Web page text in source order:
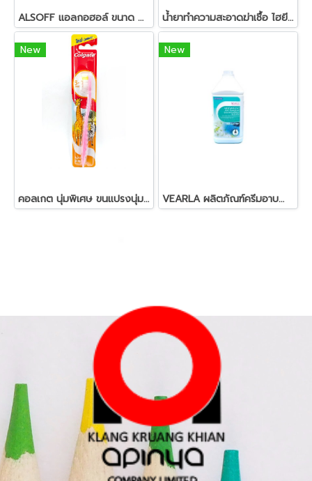
ALSOFF แอลกอฮอล์ ขนาด 450 ml. น้ำยาทำความสะอาดฆ่าเชื้อ ไฮยีน 5 ลิตร เดทตอล (สอบถามราคา)
New
คอลเกต นุ่มพิเศษ ขนแปรงนุ่มพิเศษ ขนาดสำหรับเด็ก
New
VEARLA ผลิตภัณฑ์ครีมอาบน้ำ กลิ่นไวท์สวีท ขนาด 3.8 ลิตร